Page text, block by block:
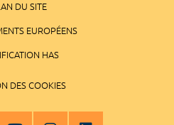
DU SITE
EUROPÉENS
HAS
DES COOKIES